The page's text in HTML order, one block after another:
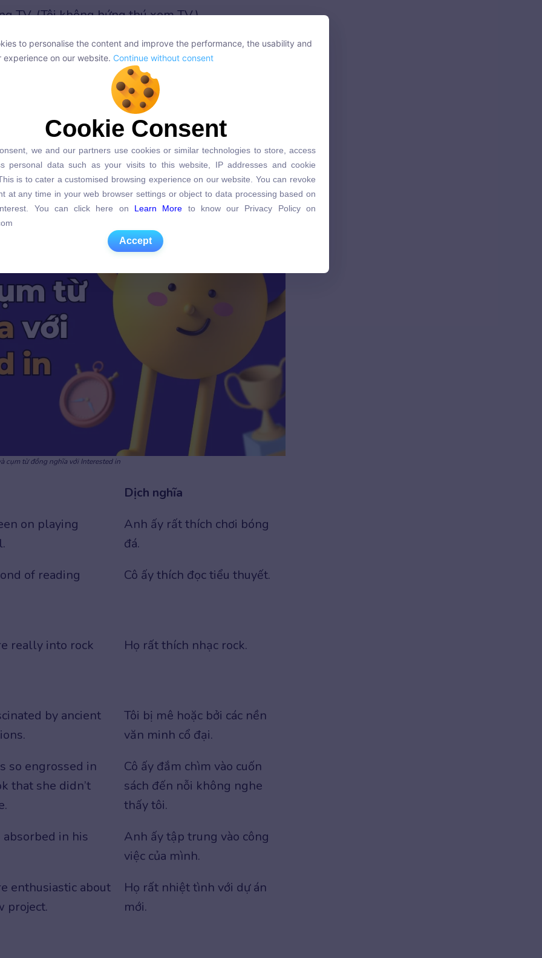
TV. (Tôi không hứng thú xem TV.)
(Present Perfect)
từ nào?
cụm từ đồng nghĩa với Interested in
Dịch nghĩa
on playing
Anh ấy rất thích chơi bóng
đá.
of reading
Cô ấy thích đọc tiểu thuyết.
really into rock Họ rất thích nhạc rock.
by ancient
Tôi bị mê hoặc bởi các nền
văn minh cổ đại.
so engrossed in
that she didn’t
Cô ấy đắm chìm vào cuốn
sách đến nỗi không nghe
thấy tôi.
absorbed in his
Anh ấy tập trung vào công
việc của mình.
enthusiastic about
project.
Họ rất nhiệt tình với dự án
mới.
to personalise the content and improve the performance, the usability and
on our website.
Continue without consent
Cookie Consent
personal data such as your visits to this website, IP addresses and cookie
is to cater a customised browsing experience on our website. You can revoke
at any time in your web browser settings or object to data processing based on
You can click here on
Learn More
to know our Privacy Policy on
Accept
to personalise the content and improve the performance, the usability and
experience on our website. Continue without consent
Cookie Consent
we and our partners use cookies or similar technologies to store, access
personal data such as your visits to this website, IP addresses and cookie
is to cater a customised browsing experience on our website. You can revoke
at any time in your web browser settings or object to data processing based on
You can click here on Learn More to know our Privacy Policy on
Accept